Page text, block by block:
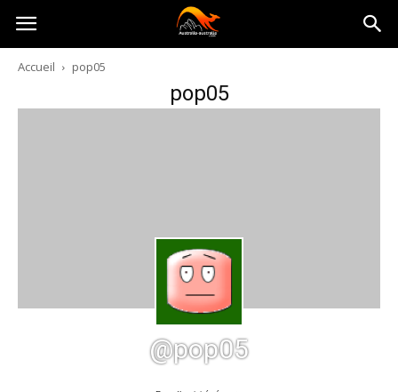
Australia-
australie.com
Accueil pop05
pop05
@pop05